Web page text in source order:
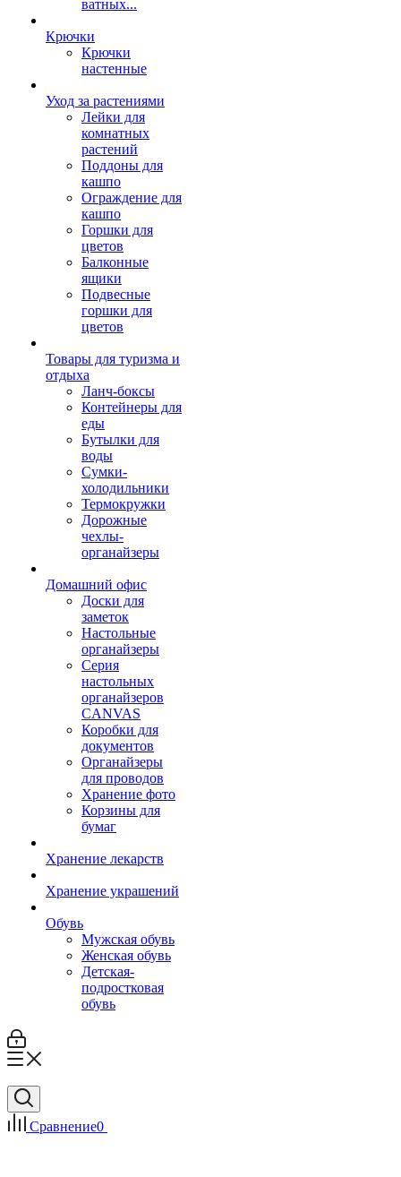
ватных...
Крючки
Крючки
настенные
Уход за растениями
Лейки для
комнатных
растений
Поддоны для
кашпо
Ограждение для
кашпо
Горшки для
цветов
Балконные
ящики
Подвесные
горшки для
цветов
Товары для туризма и
отдыха
Ланч-боксы
Контейнеры для
еды
Бутылки для
воды
Сумки-
холодильники
Термокружки
Дорожные
чехлы-
органайзеры
Домашний офис
Доски для
заметок
Настольные
органайзеры
Серия
настольных
органайзеров
CANVAS
Коробки для
документов
Органайзеры
для проводов
Хранение фото
Корзины для
бумаг
Хранение лекарств
Хранение украшений
Обувь
Мужская обувь
Женская обувь
Детская-
подростковая
обувь
Сравнение0